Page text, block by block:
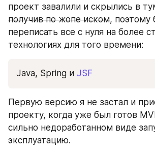
получив по жопе иском, поэтому
переписать все с нуля на более
технологиях для того времени:
Java, Spring и JSF
Первую версию я не застал и
проекту, когда уже был готов
сильно недоработанном виде
эксплуатацию.